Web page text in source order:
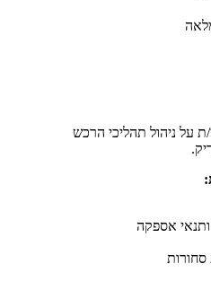
על ניהול תהליכי הרכש
אספקה